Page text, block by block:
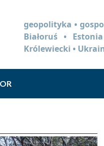
geopolityka •
Białoruś •
Królewiecki •